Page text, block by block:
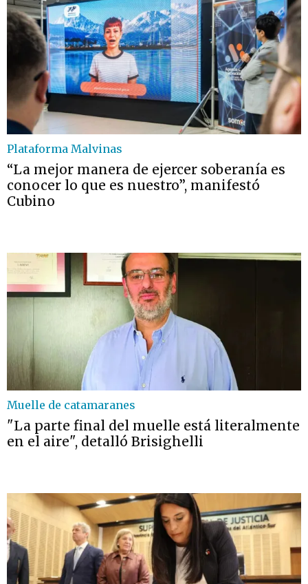
Plataforma Malvinas
“La mejor manera de ejercer soberanía es
conocer lo que es nuestro”, manifestó
Cubino
Muelle de catamaranes
"La parte final del muelle está literalmente
en el aire", detalló Brisighelli